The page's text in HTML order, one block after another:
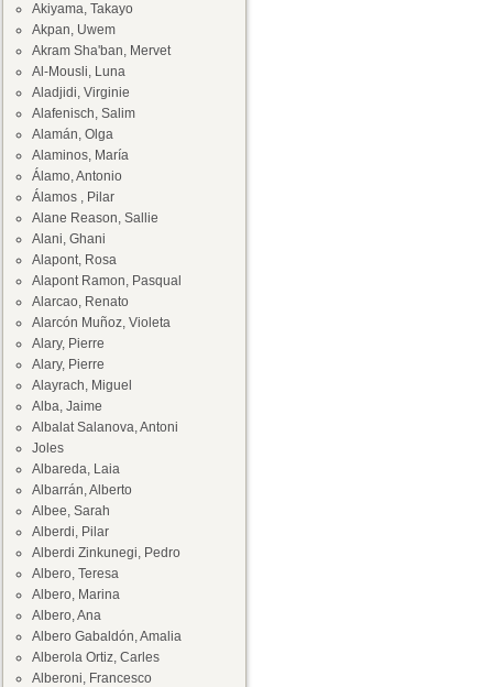
Akiyama, Takayo
Akpan, Uwem
Akram Sha'ban, Mervet
Al-Mousli, Luna
Aladjidi, Virginie
Alafenisch, Salim
Alamán, Olga
Alaminos, María
Álamo, Antonio
Álamos , Pilar
Alane Reason, Sallie
Alani, Ghani
Alapont, Rosa
Alapont Ramon, Pasqual
Alarcao, Renato
Alarcón Muñoz, Violeta
Alary, Pierre
Alary, Pierre
Alayrach, Miguel
Alba, Jaime
Albalat Salanova, Antoni
Joles
Albareda, Laia
Albarrán, Alberto
Albee, Sarah
Alberdi, Pilar
Alberdi Zinkunegi, Pedro
Albero, Teresa
Albero, Marina
Albero, Ana
Albero Gabaldón, Amalia
Alberola Ortiz, Carles
Alberoni, Francesco